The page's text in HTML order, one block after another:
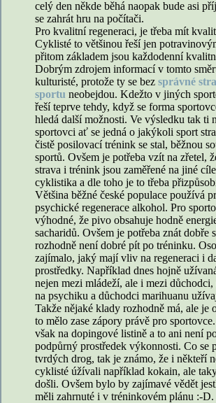
celý den někde běhá naopak bude asi
se zahrát hru na počítači.
Pro kvalitní regeneraci, je třeba mít
Cyklisté to většinou řeší jen
přitom základem jsou každodenní
Dobrým zdrojem informací v tomto
kulturisté, protože ty se bez správné
sportu neobejdou. Kdežto v jiných
řeší teprve tehdy, když se forma
hledá další možnosti. Ve výsledku tak ti
sportovci ať se jedná o jakýkoli sport
čistě posilovací trénink se stal, běžnou
sportů. Ovšem je potřeba vzít na zřetel,
strava i trénink jsou zaměřené na jiné
cyklistika a dle toho je to třeba
Většina běžné české populace používá
psychické regenerace alkohol. Pro
výhodné, že pivo obsahuje hodně
sacharidů. Ovšem je potřeba znát dobře
rozhodně není dobré pít po tréninku.
zajímalo, jaký mají vliv na regeneraci i
prostředky. Například dnes hojně
nejen mezi mládeží, ale i mezi
na psychiku a důchodci marihuanu
Takže nějaké klady rozhodně má, ale je
to mělo zase zápory právě pro
však na dopingové listině a to ani není
podpůrný prostředek výkonnosti. Co se
tvrdých drog, tak je známo, že i někteří
cyklisté úžívali například kokain, ale
došli. Ovšem bylo by zajímavé vědět
měli zahrnuté i v tréninkovém plánu :-D.